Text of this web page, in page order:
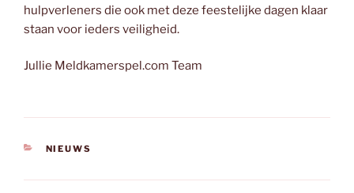
hulpverleners die ook met deze feestelijke dagen klaar
staan voor ieders veiligheid.
Jullie Meldkamerspel.com Team
CATEGORIEËN
NIEUWS